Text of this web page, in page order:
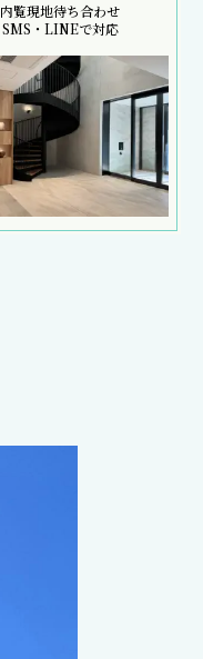
内覧現地待ち合わせ
SMS・LINEで対応